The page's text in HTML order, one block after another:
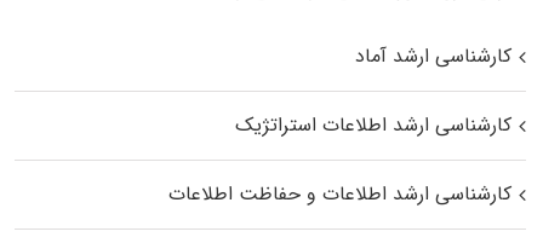
کارشناسی ارشد آماد
کارشناسی ارشد اطلاعات استراتژیک
کارشناسی ارشد اطلاعات و حفاظت اطلاعات